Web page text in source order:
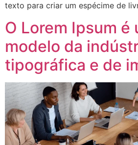
texto para criar um espécime de
O Lorem Ipsum é
modelo da
tipográfica e de